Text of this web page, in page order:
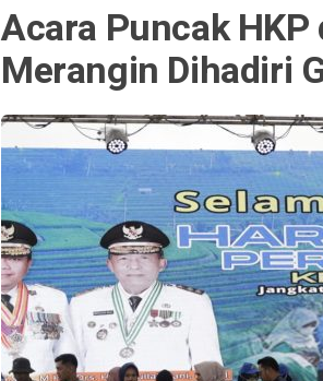
Acara Puncak
Merangin Dihadiri